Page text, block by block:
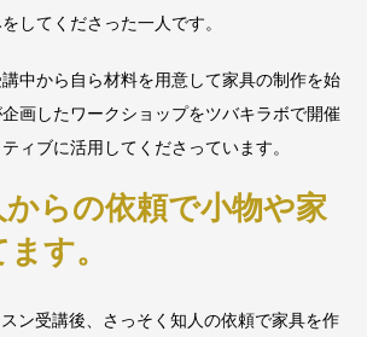
してくださった一人です。
中から自ら材料を用意して家具の制作を始
画したワークショップをツバキラボで開催
ィブに活用してくださっています。
らの依頼で小物や家
す。
ン受講後、さっそく知人の依頼で家具を作